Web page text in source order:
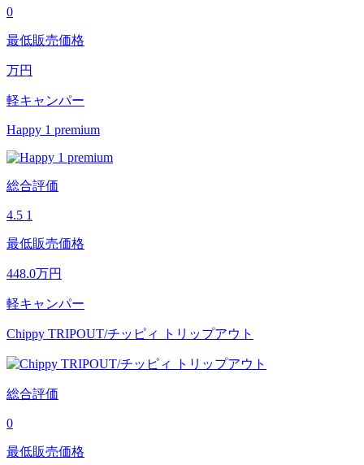
0
最低販売価格
万円
軽キャンパー
Happy 1 premium
総合評価
4.5 1
最低販売価格
448.0万円
軽キャンパー
Chippy TRIPOUT/チッピィ トリップアウト
総合評価
0
最低販売価格